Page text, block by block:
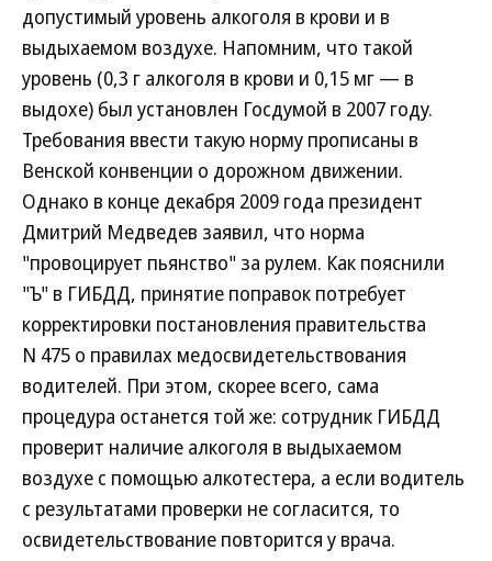
допустимый уровень алкоголя в крови и в
выдыхаемом воздухе. Напомним, что такой
уровень (0,3 г алкоголя в крови и 0,15 мг — в
выдохе) был установлен Госдумой в 2007 году.
Требования ввести такую норму прописаны в
Венской конвенции о дорожном движении.
Однако в конце декабря 2009 года президент
Дмитрий Медведев заявил, что норма
"провоцирует пьянство" за рулем. Как пояснили
"Ъ" в ГИБДД, принятие поправок потребует
корректировки постановления правительства
N 475 о правилах медосвидетельствования
водителей. При этом, скорее всего, сама
процедура останется той же: сотрудник ГИБДД
проверит наличие алкоголя в выдыхаемом
воздухе с помощью алкотестера, а если водитель
с результатами проверки не согласится, то
освидетельствование повторится у врача.